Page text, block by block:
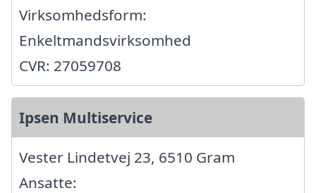
Virksomhedsform:
Enkeltmandsvirksomhed
CVR: 27059708
Ipsen Multiservice
Vester Lindetvej 23, 6510 Gram
Ansatte: